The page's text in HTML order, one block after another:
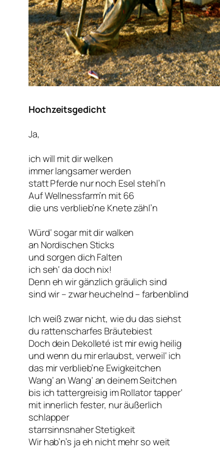
Hochzeitsgedicht
Ja,
ich will mit dir welken
immer langsamer werden
statt Pferde nur noch Esel stehl’n
Auf Wellnessfarm’n mit 66
die uns verblieb’ne Knete zähl’n
Würd‘ sogar mit dir walken
an Nordischen Sticks
und sorgen dich Falten
ich seh‘ da doch nix!
Denn eh wir gänzlich gräulich sind
sind wir – zwar heuchelnd – farbenblind
Ich weiß zwar nicht, wie du das siehst
du rattenscharfes Bräutebiest
Doch dein Dekolleté ist mir ewig heilig
und wenn du mir erlaubst, verweil‘ ich
das mir verblieb’ne Ewigkeitchen
Wang‘ an Wang‘ an deinem Seitchen
bis ich tattergreisig im Rollator tapper‘
mit innerlich fester, nur äußerlich
schlapper
starrsinnsnaher Stetigkeit
Wir hab’n’s ja eh nicht mehr so weit